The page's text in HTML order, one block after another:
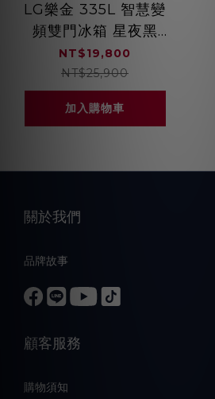
LG樂金 335L 智慧變
頻雙門冰箱 星夜黑
GN-L332BS
NT$19,800
NT$25,900
加入購物車
關於我們
品牌故事
顧客服務
購物須知